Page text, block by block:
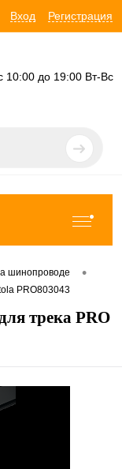
Вход Регистрация
10:00 до 19:00 Вт-Вс
шинопроводе •
PRO803043
трека PRO